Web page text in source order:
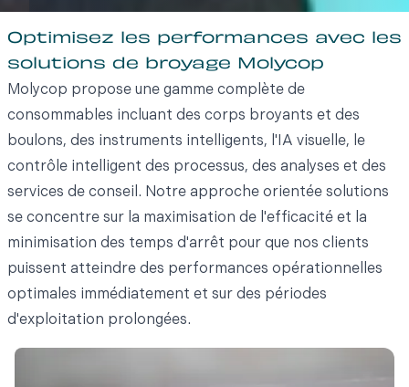
Optimisez les performances avec les
solutions de broyage Molycop
Molycop propose une gamme complète de
consommables incluant des corps broyants et des
boulons, des instruments intelligents, l'IA visuelle, le
contrôle intelligent des processus, des analyses et des
services de conseil. Notre approche orientée solutions
se concentre sur la maximisation de l'efficacité et la
minimisation des temps d'arrêt pour que nos clients
puissent atteindre des performances opérationnelles
optimales immédiatement et sur des périodes
d'exploitation prolongées.